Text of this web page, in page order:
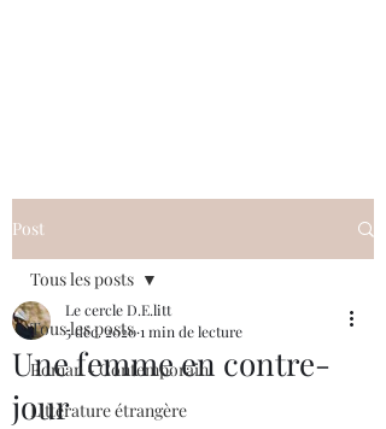
Post
Tous les posts
Roman - Contemporain
Littérature étrangère
Tous les posts
Une femme en contre-
jour
Le cercle D.E.litt
5 déc. 20201 min de lecture